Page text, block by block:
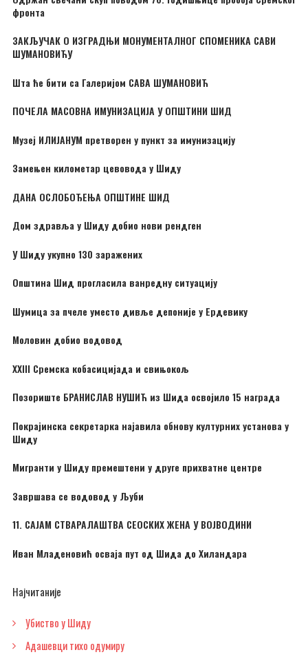
фронта
ЗАКЉУЧАК О ИЗГРАДЊИ МОНУМЕНТАЛНОГ СПОМЕНИКА САВИ
ШУМАНОВИЋУ
Шта ће бити са Галеријом САВА ШУМАНОВИЋ
ПОЧЕЛА МАСОВНА ИМУНИЗАЦИЈА У ОПШТИНИ ШИД
Музеј ИЛИЈАНУМ претворен у пункт за имунизацију
Замењен километар цевовода у Шиду
ДАНА ОСЛОБОЂЕЊА ОПШТИНЕ ШИД
Дом здравља у Шиду добио нови рендген
У Шиду укупно 130 заражених
Општина Шид прогласила ванредну ситуацију
Шумица за пчеле уместо дивље депоније у Ердевику
Моловин добио водовод
XXIII Сремска кобасицијада и свињокољ
Позориште БРАНИСЛАВ НУШИЋ из Шида освојило 15 награда
Покрајинска секретарка најавила обнову културних установа у
Шиду
Мигранти у Шиду премештени у друге прихватне центре
Завршава се водовод у Љуби
11. САЈАМ СТВАРАЛАШТВА СЕОСКИХ ЖЕНА У ВОЈВОДИНИ
Иван Младеновић осваја пут од Шида до Хиландара
Најчитаније
Убиство у Шиду
Адашевци тихо одумиру